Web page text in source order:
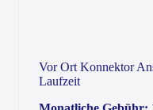
Vor Ort Konnektor
Laufzeit